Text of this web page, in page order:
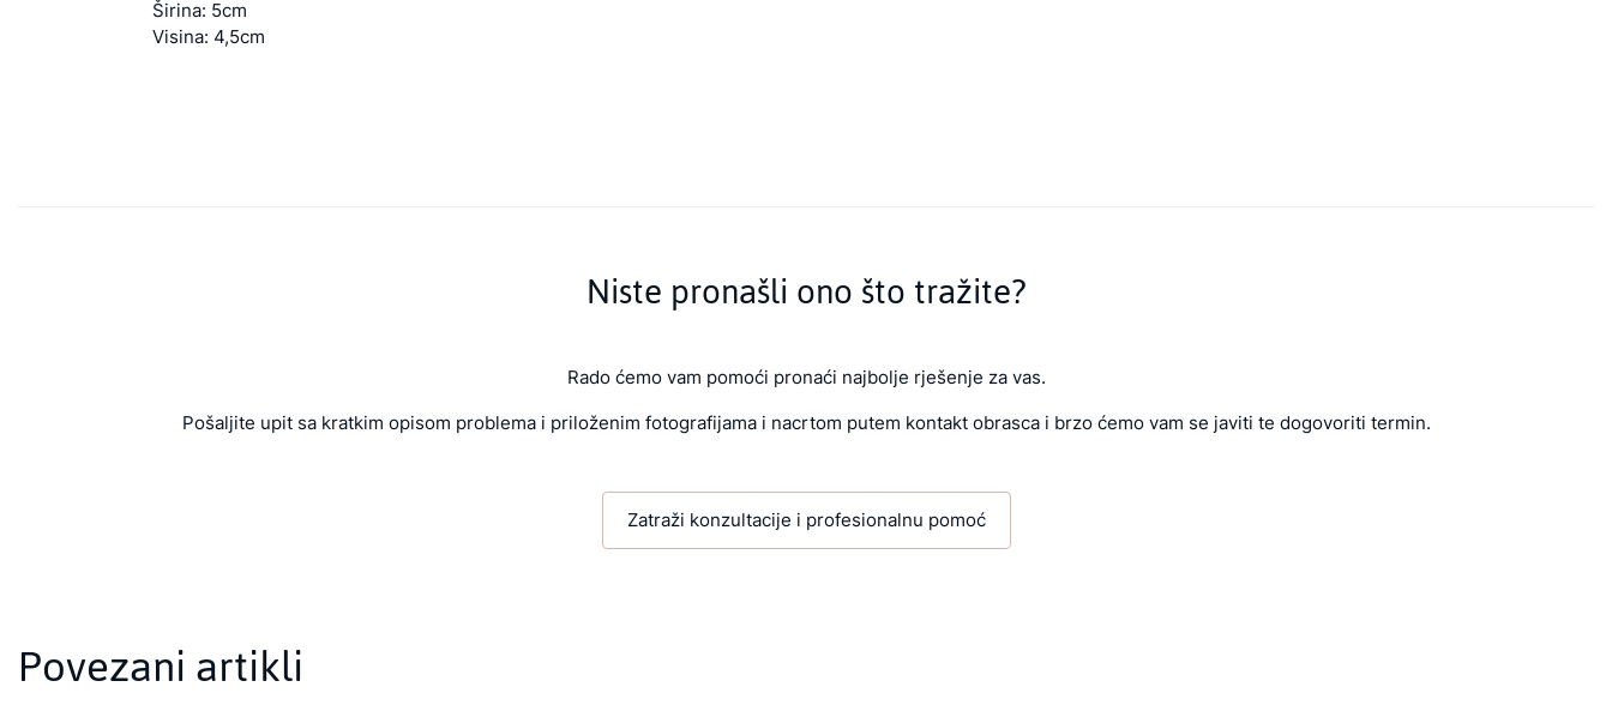
Širina: 5cm
Visina: 4,5cm
Niste pronašli ono što tražite?
Rado ćemo vam pomoći pronaći najbolje rješenje za vas.
Pošaljite upit sa kratkim opisom problema i priloženim fotografijama i nacrtom putem kontakt obrasca i brzo ćemo vam se javiti te dogovoriti termin.
Zatraži konzultacije i profesionalnu pomoć
Povezani artikli